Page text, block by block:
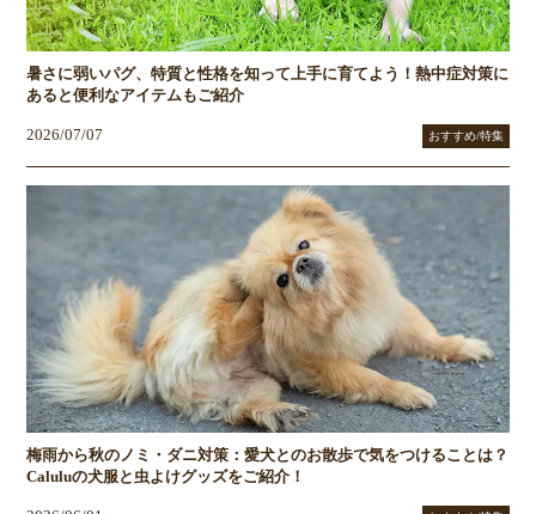
暑さに弱いパグ、特質と性格を知って上手に育てよう！熱中症対策に
あると便利なアイテムもご紹介
2026/07/07 おすすめ/特集
梅雨から秋のノミ・ダニ対策：愛犬とのお散歩で気をつけることは？
Caluluの犬服と虫よけグッズをご紹介！